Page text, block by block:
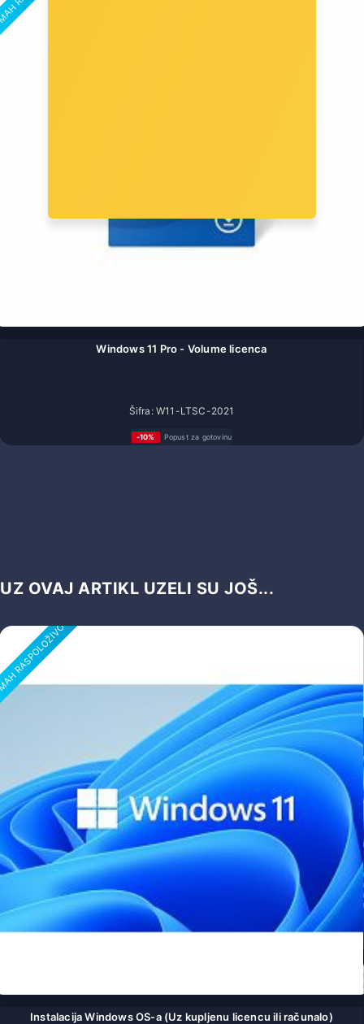
Windows 11 Pro - Volume licenca
Šifra: W11-LTSC-2021
-10% Popust za gotovinu
UZ OVAJ ARTIKL UZELI SU JOŠ...
Instalacija Windows OS-a (Uz kupljenu licencu ili računalo)